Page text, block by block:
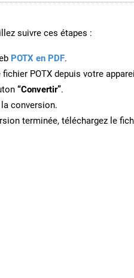
suivre ces étapes :
POTX en PDF.
POTX depuis votre
“Convertir”.
conversion.
terminée, téléchargez le